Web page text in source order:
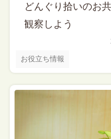
お役立ち情報
どんぐり拾いのお
観察しよう